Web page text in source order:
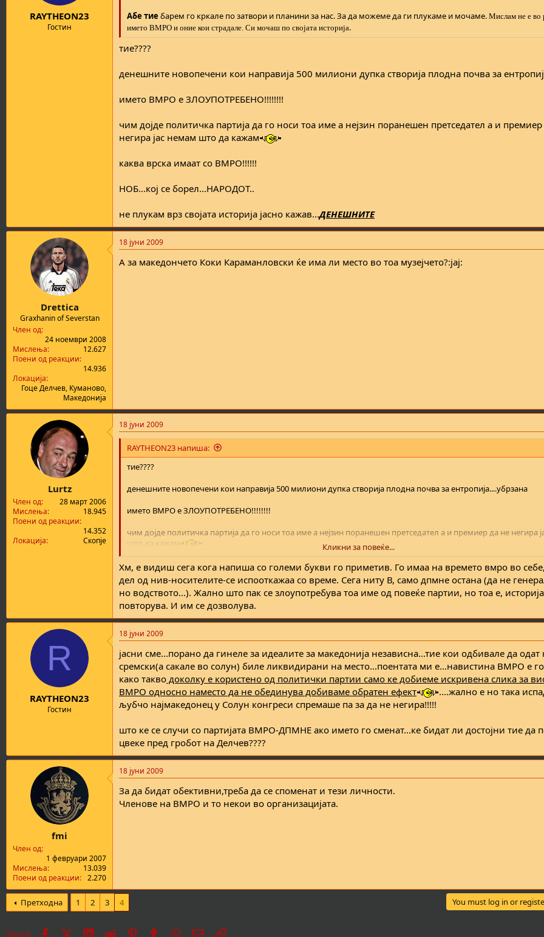
RAYTHEON23
Гостин
Абе тиебарем го кркале по затвори и планини за нас. За да можеме да ги плукаме и мочаме. Мислам не е во
името ВМРО и оние кои страдале. Си мочаш по својата историја.
тие????
денешните новопечени кои направија 500 милиони дупка створија плодна почва за
името ВМРО е ЗЛОУПОТРЕБЕНО!!!!!!!!
чим дојде политичка партија да го носи тоа име а нејзин поранешен претседател а и
негира јас немам што да кажам
каква врска имаат со ВМРО!!!!!!
НОБ...кој се борел...НАРОДОТ..
не плукам врз својата историја јасно кажав...ДЕНЕШНИТЕ
Drettica
Graxhanin of Severstan
Член од
24 ноември 2008
Мислења
12.627
Поени од реакции
14.936
Локација
Гоце Делчев, Куманово,
Македонија
18 јуни 2009
А за македончето Коки Караманловски ќе има ли место во тоа музејчето?:jaj:
Lurtz
Член од
28 март 2006
Мислења
18.945
Поени од реакции
14.352
Локација
Скопје
18 јуни 2009
RAYTHEON23 напиша:
тие????
денешните новопечени кои направија 500 милиони дупка створија плодна почва за ентропија....убрзана
името ВМРО е ЗЛОУПОТРЕБЕНО!!!!!!!!
чим дојде политичка партија да го носи тоа име а нејзин поранешен претседател а и премиер да не негира
што да кажам
каква врска имаат со ВМРО!!!!!!
НОБ...кој се борел...НАРОДОТ..
не плукам врз својата историја јасно кажав...
Кликни за повеќе...
Хм, е видиш сега кога напиша со големи букви го приметив. Го имаа на времето вмро во
дел од нив-носителите-се испооткажаа со време. Сега ниту В, само дпмне остана (да не
но водството...). Жално што пак се злоупотребува тоа име од повеќе партии, но тоа е,
повторува. И им се дозволува.
R
RAYTHEON23
Гостин
18 јуни 2009
јасни сме...порано да гинеле за идеалите за македонија независна...тие кои одбивале да одат
сремски(а сакале во солун) биле ликвидирани на место...поентата ми е...навистина ВМРО е
како такво доколку е користено од политички партии само ке добиеме искривена слика за
ВМРО односно наместо да не обединува добиваме обратен ефект
....жално е но така
љубчо најмакедонец у Солун конгреси спремаше па за да не негира!!!!!
што ке се случи со партијата ВМРО-ДПМНЕ ако името го сменат...ке бидат ли достојни тие да
цвеке пред гробот на Делчев????
fmi
Член од
1 февруари 2007
Мислења
13.039
Поени од реакции
2.270
18 јуни 2009
За да бидат обективни,треба да се споменат и тези личности.
Членове на ВМРО и то некои во организациjaта.
Претходна 1 2 3 4 You must log in or
Share: Facebook LinkedIn
Reddit PinterestTumblrWhatsApp
Е-поштаВрска